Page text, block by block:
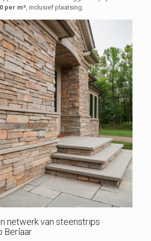
per m², inclusief plaatsing.
netwerk van steenstrips
Berlaar